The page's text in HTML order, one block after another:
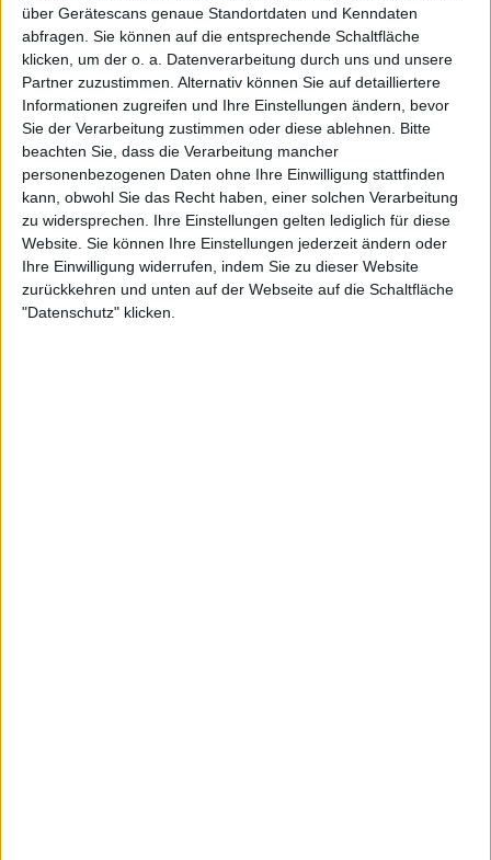
über Gerätescans genaue Standortdaten und Kenndaten
abfragen. Sie können auf die entsprechende Schaltfläche
klicken, um der o. a. Datenverarbeitung durch uns und unsere
Partner zuzustimmen. Alternativ können Sie auf detailliertere
Informationen zugreifen und Ihre Einstellungen ändern, bevor
Sie der Verarbeitung zustimmen oder diese ablehnen.
Bitte
beachten Sie, dass die Verarbeitung mancher
personenbezogenen Daten ohne Ihre Einwilligung stattfinden
kann, obwohl Sie das Recht haben, einer solchen Verarbeitung
zu widersprechen. Ihre Einstellungen gelten lediglich für diese
Website. Sie können Ihre Einstellungen jederzeit ändern oder
Ihre Einwilligung widerrufen, indem Sie zu dieser Website
zurückkehren und unten auf der Webseite auf die Schaltfläche
"Datenschutz" klicken.